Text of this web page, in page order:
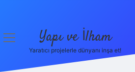
menüyü
Yapı ve İlham
Yaratıcı projelerle dünyanı inşa et!